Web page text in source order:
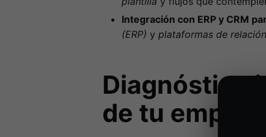
Integración con ERP y CRM
(ERP) y plataformas de
Diagnóstico
de tu empresa